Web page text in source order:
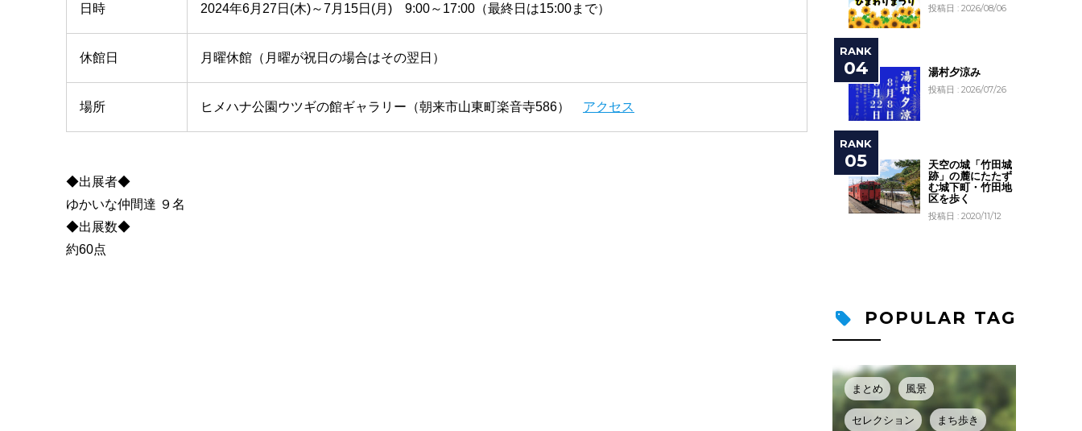
日時 2024年6月27日(木)～7月15日(月) 9:00～17:00（最終日は15:00まで）
休館日 月曜休館（月曜が祝日の場合はその翌日）
場所 ヒメハナ公園ウツギの館ギャラリー（朝来市山東町楽音寺586） アクセス
◆出展者◆
ゆかいな仲間達 ９名
◆出展数◆
約60点
投稿日 : 2026/08/06
湯村夕涼み
投稿日 : 2026/07/26
天空の城「竹田城
跡」の麓にたたず
む城下町・竹田地
区を歩く
投稿日 : 2020/11/12
POPULAR TAG
まとめ 風景
セレクション まち歩き